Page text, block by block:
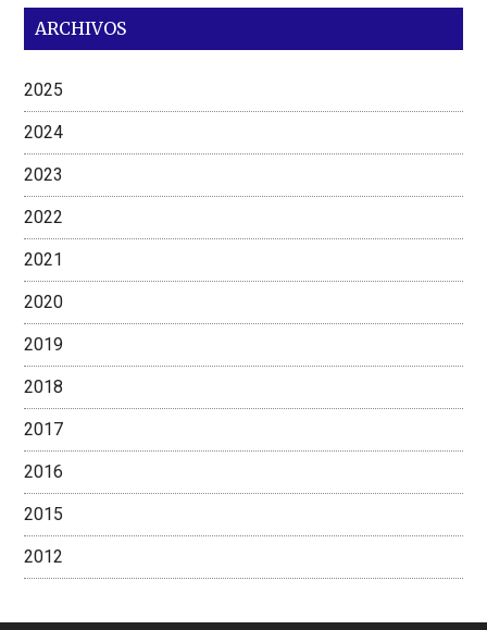
ARCHIVOS
2025
2024
2023
2022
2021
2020
2019
2018
2017
2016
2015
2012